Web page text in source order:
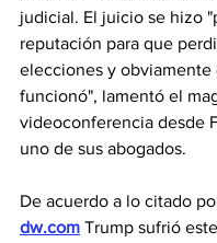
judicial. El juicio se hizo
reputación para que
elecciones y obviamente
funcionó", lamentó el
videoconferencia desde
uno de sus abogados.
De acuerdo a lo citado
dw.com Trump sufrió